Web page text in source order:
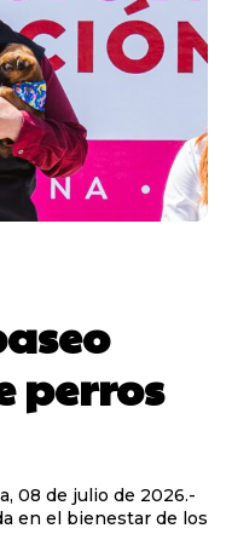
perros
08 de julio de 2026.-
en el bienestar de los